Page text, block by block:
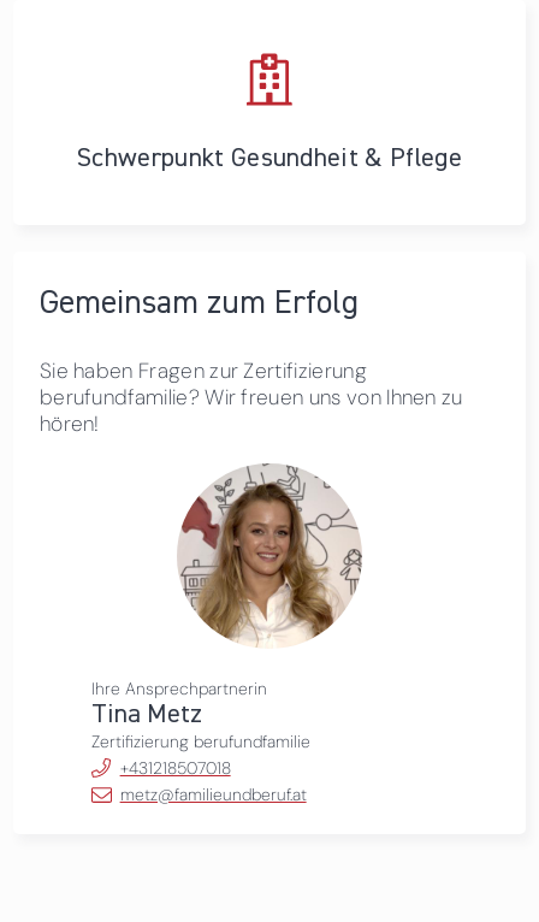
Schwerpunkt Gesundheit & Pflege
Gemeinsam zum Erfolg
Sie haben Fragen zur Zertifizierung
berufundfamilie? Wir freuen uns von Ihnen zu
hören!
Ihre Ansprechpartnerin
Tina Metz
Zertifizierung berufundfamilie
+431218507018
metz@familieundberuf.at